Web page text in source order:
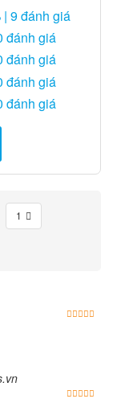
| 9 đánh giá
đánh giá
đánh giá
đánh giá
đánh giá
1